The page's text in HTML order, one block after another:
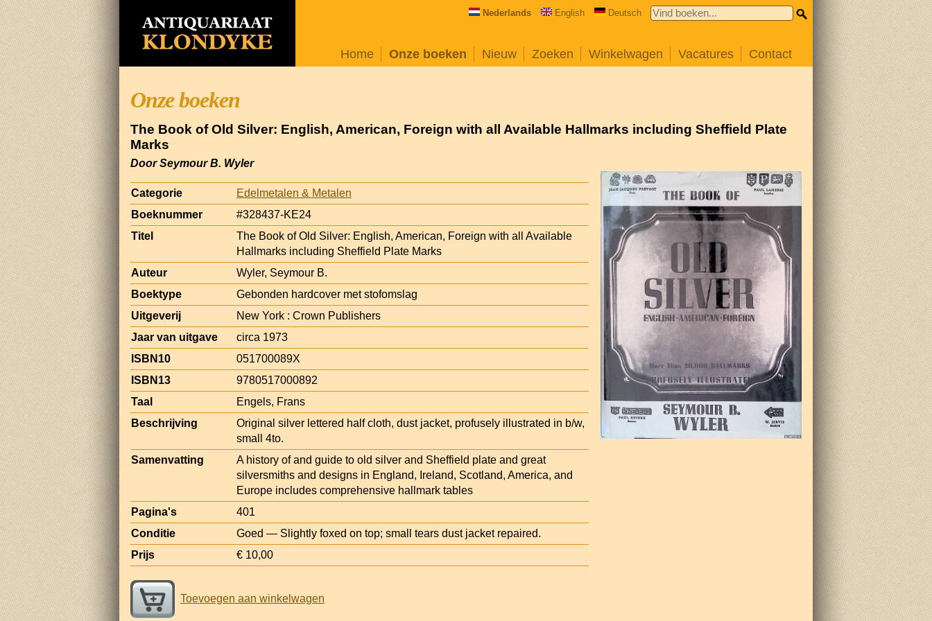
Nederlands English Deutsch
Home Onze boeken Nieuw Zoeken Winkelwagen Vacatures Contact
Onze boeken
The Book of Old Silver: English, American, Foreign with all Available Hallmarks including Sheffield Plate
Marks
Door Seymour B. Wyler
Categorie
Edelmetalen & Metalen
Boeknummer
#328437-KE24
Titel
The Book of Old Silver: English, American, Foreign with all Available
Hallmarks including Sheffield Plate Marks
Auteur
Wyler, Seymour B.
Boektype
Gebonden hardcover met stofomslag
Uitgeverij
New York : Crown Publishers
Jaar van uitgave
circa 1973
ISBN10
051700089X
ISBN13
9780517000892
Taal
Engels, Frans
Beschrijving
Original silver lettered half cloth, dust jacket, profusely illustrated in b/w,
small 4to.
Samenvatting
A history of and guide to old silver and Sheffield plate and great
silversmiths and designs in England, Ireland, Scotland, America, and
Europe includes comprehensive hallmark tables
Pagina's
401
Conditie
Goed — Slightly foxed on top; small tears dust jacket repaired.
Prijs
€ 10,00
Toevoegen aan winkelwagen